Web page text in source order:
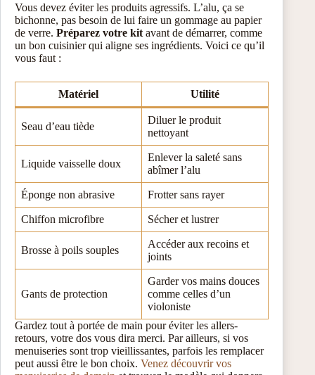
Vous devez éviter les produits agressifs. L’alu, ça se
bichonne, pas besoin de lui faire un gommage au papier
de verre. Préparez votre kit avant de démarrer, comme
un bon cuisinier qui aligne ses ingrédients. Voici ce qu’il
vous faut :
Matériel Utilité
Seau d’eau tiède
Diluer le produit
nettoyant
Liquide vaisselle doux
Enlever la saleté sans
abîmer l’alu
Éponge non abrasive Frotter sans rayer
Chiffon microfibre Sécher et lustrer
Brosse à poils souples
Accéder aux recoins et
joints
Gants de protection
Garder vos mains douces
comme celles d’un
violoniste
Gardez tout à portée de main pour éviter les allers-
retours, votre dos vous dira merci. Par ailleurs, si vos
menuiseries sont trop vieillissantes, parfois les remplacer
peut aussi être le bon choix. Venez découvrir vos